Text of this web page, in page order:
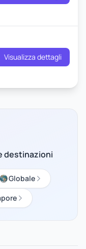
Visualizza dettagli
destinazioni
Globale